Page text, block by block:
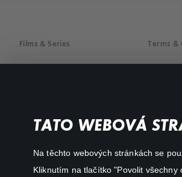
TATO WEBOVÁ
Na těchto webových stránkách se
Kliknutím na tlačítko "Povolit
Films & Series
Action
Terms &